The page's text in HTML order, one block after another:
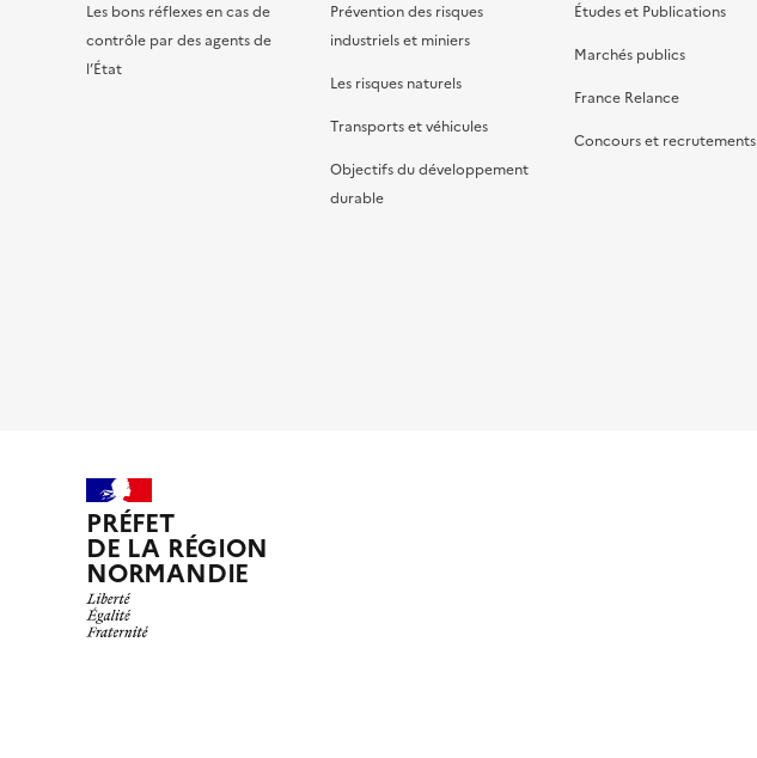
Les bons réflexes en cas de
contrôle par des agents de
l’État
Prévention des risques
industriels et miniers
Les risques naturels
Transports et véhicules
Objectifs du développement
durable
Études et Publications
Marchés publics
France Relance
Concours et recrutements
PRÉFET
DE LA RÉGION
NORMANDIE